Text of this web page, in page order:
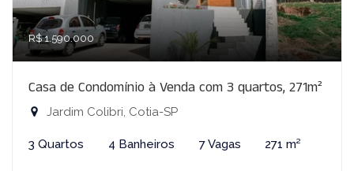
R$ 1.590.000
Casa de Condomínio à Venda com 3 quartos, 271m²
Jardim Colibri, Cotia-SP
3 Quartos 4 Banheiros 7 Vagas 271 m²